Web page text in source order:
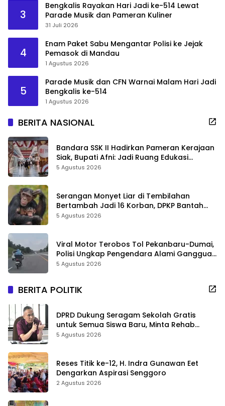
3
Bengkalis Rayakan Hari Jadi ke-514 Lewat
Parade Musik dan Pameran Kuliner
31 Juli 2026
4
Enam Paket Sabu Mengantar Polisi ke Jejak
Pemasok di Mandau
1 Agustus 2026
5
Parade Musik dan CFN Warnai Malam Hari Jadi
Bengkalis ke-514
1 Agustus 2026
BERITA NASIONAL
Bandara SSK II Hadirkan Pameran Kerajaan
Siak, Bupati Afni: Jadi Ruang Edukasi
Sejarah Riau
5 Agustus 2026
Serangan Monyet Liar di Tembilahan
Bertambah Jadi 16 Korban, DPKP Bantah
Video Gerombolan Viral
5 Agustus 2026
Viral Motor Terobos Tol Pekanbaru-Dumai,
Polisi Ungkap Pengendara Alami Gangguan
Usai Kecelakaan
5 Agustus 2026
BERITA POLITIK
DPRD Dukung Seragam Sekolah Gratis
untuk Semua Siswa Baru, Minta Rehab
Sekolah Jangan Dikurangi
5 Agustus 2026
Reses Titik ke-12, H. Indra Gunawan Eet
Dengarkan Aspirasi Senggoro
2 Agustus 2026